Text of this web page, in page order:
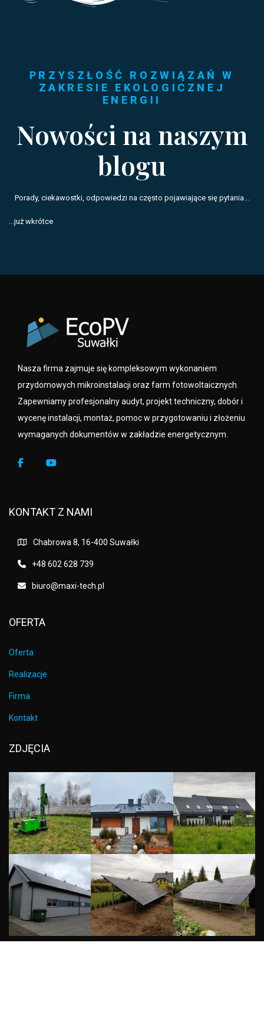
PRZYSZŁOŚĆ ROZWIĄZAŃ W
ZAKRESIE EKOLOGICZNEJ
ENERGII
Nowości na naszym
blogu
Porady, ciekawostki, odpowiedzi na często pojawiające się pytania...
...już wkrótce
Nasza firma zajmuje się kompleksowym wykonaniem
przydomowych mikroinstalacji oraz farm fotowoltaicznych.
Zapewniamy profesjonalny audyt, projekt techniczny, dobór i
wycenę instalacji, montaż, pomoc w przygotowaniu i złożeniu
wymaganych dokumentów w zakładzie energetycznym.
KONTAKT Z NAMI
Chabrowa 8, 16-400 Suwałki
+48 602 628 739
biuro@maxi-tech.pl
OFERTA
Oferta
Realizacje
Firma
Kontakt
ZDJĘCIA